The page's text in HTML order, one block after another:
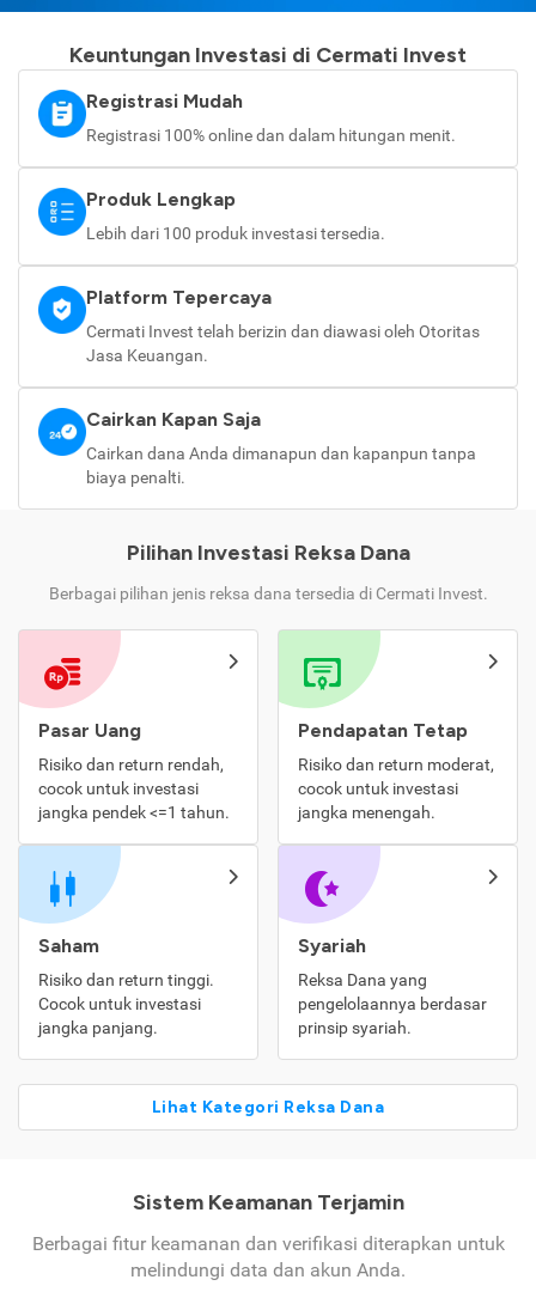
Keuntungan Investasi di Cermati Invest
Registrasi Mudah
Registrasi 100% online dan dalam hitungan menit.
Produk Lengkap
Lebih dari 100 produk investasi tersedia.
Platform Tepercaya
Cermati Invest telah berizin dan diawasi oleh Otoritas
Jasa Keuangan.
Cairkan Kapan Saja
Cairkan dana Anda dimanapun dan kapanpun tanpa
biaya penalti.
Pilihan Investasi Reksa Dana
Berbagai pilihan jenis reksa dana tersedia di Cermati Invest.
Pasar Uang
Risiko dan return rendah,
cocok untuk investasi
jangka pendek <=1 tahun.
Pendapatan Tetap
Risiko dan return moderat,
cocok untuk investasi
jangka menengah.
Saham
Risiko dan return tinggi.
Cocok untuk investasi
jangka panjang.
Syariah
Reksa Dana yang
pengelolaannya berdasar
prinsip syariah.
Lihat Kategori Reksa Dana
Sistem Keamanan Terjamin
Berbagai fitur keamanan dan verifikasi diterapkan untuk
melindungi data dan akun Anda.